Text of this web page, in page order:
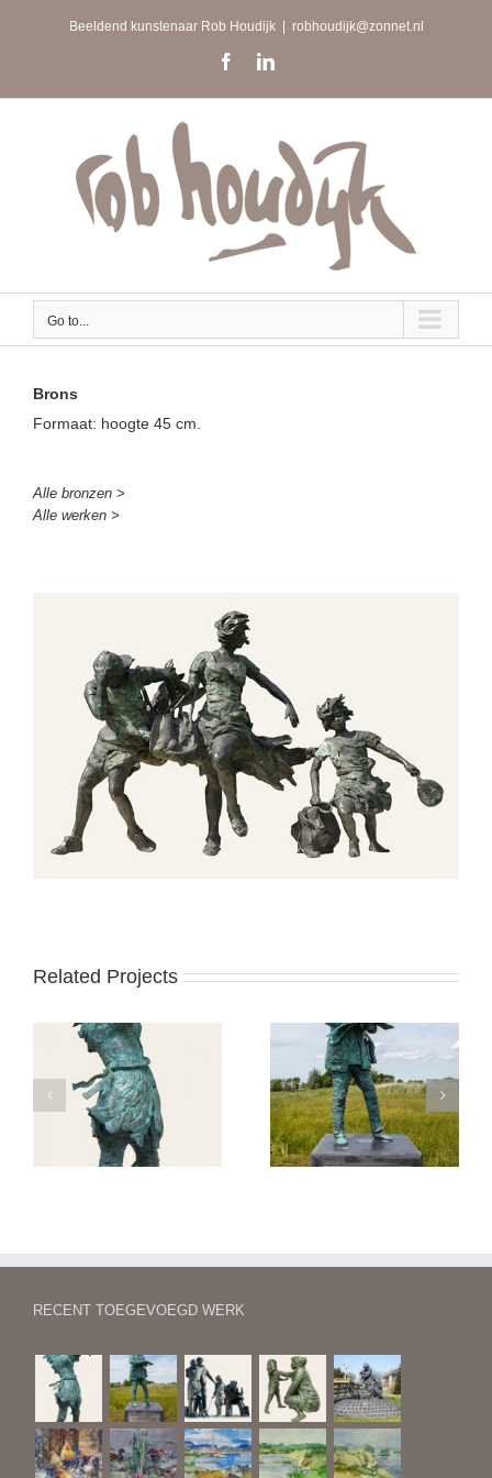
Beeldend kunstenaar Rob Houdijk robhoudijk@zonnet.nl
FacebookLinkedIn
Go to...
Brons
Formaat: hoogte 45 cm.
Alle bronzen >
Alle werken >
Related Projects
Jongkind
Begroeting bij een
tramhalte
RECENT TOEGEVOEGD WERK